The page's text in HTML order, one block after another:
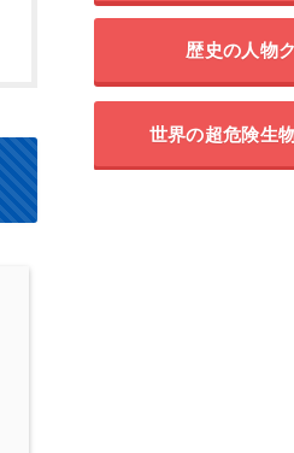
歴史の人物
世界の超危険生